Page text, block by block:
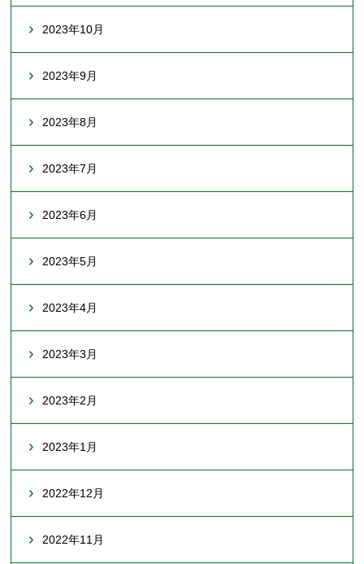
2023年10月
2023年9月
2023年8月
2023年7月
2023年6月
2023年5月
2023年4月
2023年3月
2023年2月
2023年1月
2022年12月
2022年11月